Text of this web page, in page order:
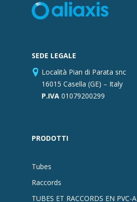
SEDE LEGALE
Località Pian di Parata snc
16015 Casella (GE) – Italy
P.IVA 01079200299
PRODOTTI
Tubes
Raccords
TUBES ET RACCORDS EN PVC-A